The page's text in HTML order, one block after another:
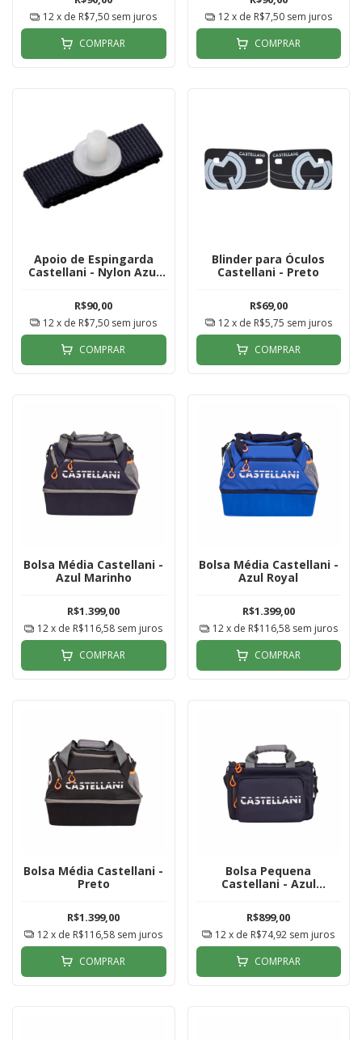
12x de R$7,50 sem juros
COMPRAR
12x de R$7,50 sem juros
COMPRAR
Apoio de Espingarda
Castellani - Nylon Azul
R$90,00
12x de R$7,50 sem juros
COMPRAR
Blinder para Óculos
Castellani - Preto
R$69,00
12x de R$5,75 sem juros
COMPRAR
Bolsa Média Castellani -
Azul Marinho
R$1.399,00
12x de R$116,58 sem juros
COMPRAR
Bolsa Média Castellani -
Azul Royal
R$1.399,00
12x de R$116,58 sem juros
COMPRAR
Bolsa Média Castellani -
Preto
R$1.399,00
12x de R$116,58 sem juros
COMPRAR
Bolsa Pequena
Castellani - Azul
R$899,00
12x de R$74,92 sem juros
COMPRAR